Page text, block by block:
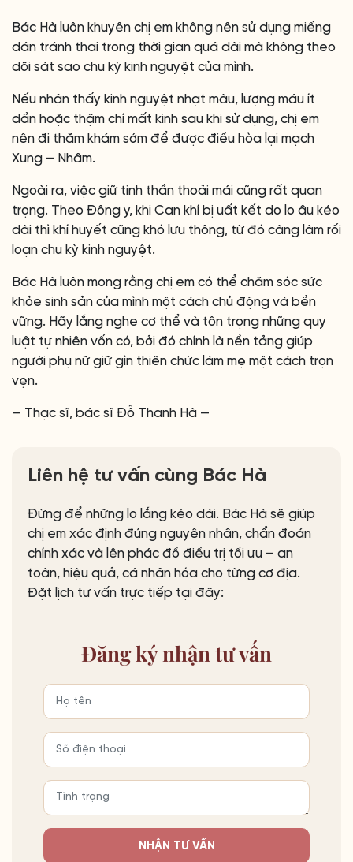
Bác Hà luôn khuyên chị em không nên sử dụng miếng
dán tránh thai trong thời gian quá dài mà không theo
dõi sát sao chu kỳ kinh nguyệt của mình.
Nếu nhận thấy kinh nguyệt nhạt màu, lượng máu ít
dần hoặc thậm chí mất kinh sau khi sử dụng, chị em
nên đi thăm khám sớm để được điều hòa lại mạch
Xung – Nhâm.
Ngoài ra, việc giữ tinh thần thoải mái cũng rất quan
trọng. Theo Đông y, khi Can khí bị uất kết do lo âu kéo
dài thì khí huyết cũng khó lưu thông, từ đó càng làm rối
loạn chu kỳ kinh nguyệt.
Bác Hà luôn mong rằng chị em có thể chăm sóc sức
khỏe sinh sản của mình một cách chủ động và bền
vững. Hãy lắng nghe cơ thể và tôn trọng những quy
luật tự nhiên vốn có, bởi đó chính là nền tảng giúp
người phụ nữ giữ gìn thiên chức làm mẹ một cách trọn
vẹn.
— Thạc sĩ, bác sĩ Đỗ Thanh Hà —
Liên hệ tư vấn cùng Bác Hà
Đừng để những lo lắng kéo dài. Bác Hà sẽ giúp
chị em xác định đúng nguyên nhân, chẩn đoán
chính xác và lên phác đồ điều trị tối ưu – an
toàn, hiệu quả, cá nhân hóa cho từng cơ địa.
Đặt lịch tư vấn trực tiếp tại đây:
Đăng kýnhận tư vấn
NHẬN TƯ VẤN